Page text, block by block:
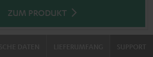
ZUM PRODUKT
SUPPORT